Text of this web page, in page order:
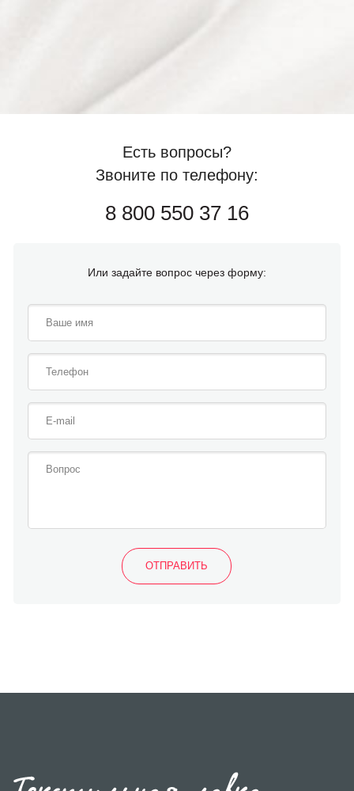
Есть вопросы?
Звоните по телефону:
8 800 550 37 16
Или задайте вопрос через форму: